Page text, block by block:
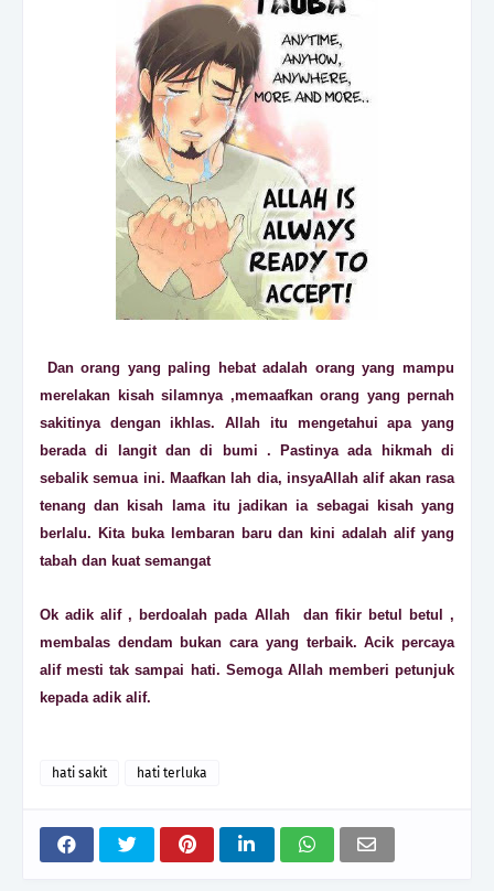
Dan orang yang paling hebat adalah orang yang mampu
merelakan kisah silamnya ,memaafkan orang yang pernah
sakitinya dengan ikhlas. Allah itu mengetahui apa yang
berada di langit dan di bumi . Pastinya ada hikmah di
sebalik semua ini. Maafkan lah dia, insyaAllah alif akan rasa
tenang dan kisah lama itu jadikan ia sebagai kisah yang
berlalu. Kita buka lembaran baru dan kini adalah alif yang
tabah dan kuat semangat
Ok adik alif , berdoalah pada Allah dan fikir betul betul ,
membalas dendam bukan cara yang terbaik. Acik percaya
alif mesti tak sampai hati. Semoga Allah memberi petunjuk
kepada adik alif.
hati sakit hati terluka